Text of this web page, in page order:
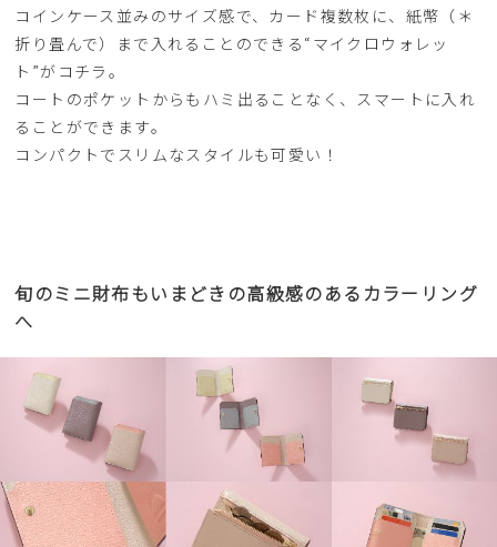
コインケース並みのサイズ感で、カード複数枚に、紙幣（＊
折り畳んで）まで入れることのできる“マイクロウォレッ
ト”がコチラ。
コートのポケットからもハミ出ることなく、スマートに入れ
ることができます。
コンパクトでスリムなスタイルも可愛い！
旬のミニ財布もいまどきの高級感のあるカラーリング
へ